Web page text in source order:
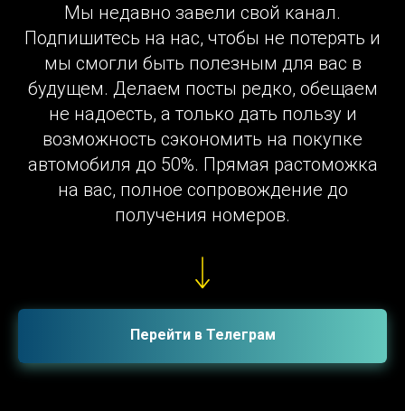
Мы недавно завели свой канал.
Подпишитесь на нас, чтобы не потерять и
мы смогли быть полезным для вас в
будущем. Делаем посты редко, обещаем
не надоесть, а только дать пользу и
возможность сэкономить на покупке
автомобиля до 50%. Прямая растоможка
на вас, полное сопровождение до
получения номеров.
Перейти в Телеграм